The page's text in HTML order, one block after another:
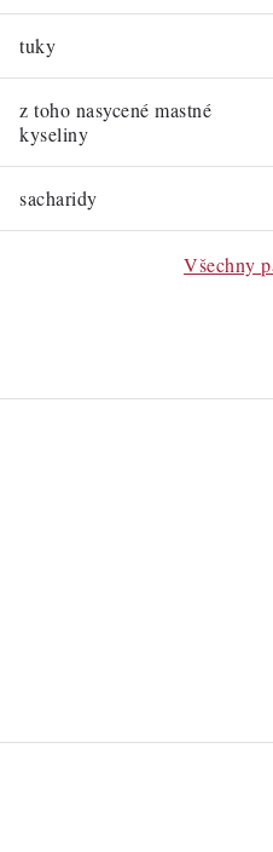
tuky
z toho nasycené mastné
kyseliny
sacharidy
Všechny